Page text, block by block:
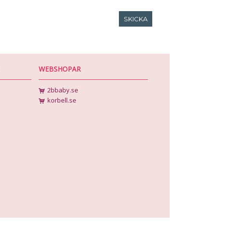
WEBSHOPAR
2bbaby.se
korbell.se